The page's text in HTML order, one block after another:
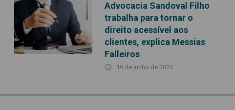
Advocacia Sandoval Filho
trabalha para tornar o
direito acessível aos
clientes, explica Messias
Falleiros
access_time 19 de junho de 2023